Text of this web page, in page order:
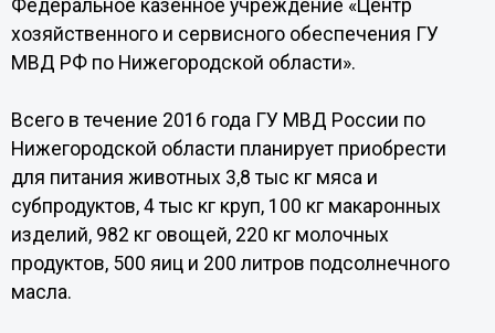
Федеральное казенное учреждение «Центр
хозяйственного и сервисного обеспечения ГУ
МВД РФ по Нижегородской области».
Всего в течение 2016 года ГУ МВД России по
Нижегородской области планирует приобрести
для питания животных 3,8 тыс кг мяса и
субпродуктов, 4 тыс кг круп, 100 кг макаронных
изделий, 982 кг овощей, 220 кг молочных
продуктов, 500 яиц и 200 литров подсолнечного
масла.